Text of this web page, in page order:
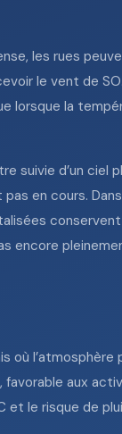
les rues
le vent de
lorsque la
suivie d’un ciel
en cours.
encore
où
favorable aux
et le risque de